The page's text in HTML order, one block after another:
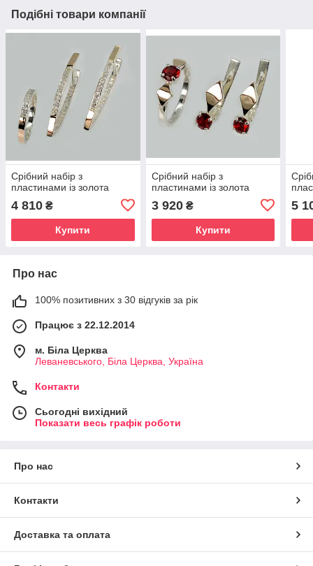
Подібні товари компанії
Срібний набір з
пластинами із золота
4 810 ₴
Купити
Срібний набір з
пластинами із золота
3 920₴
Купити
5
Про нас
100% позитивних з 30 відгуків за рік
Працює з 22.12.2014
м. Біла Церква
Леваневського, Біла Церква, Україна
Контакти
Сьогодні вихідний
Показати весь графік роботи
Про нас
Контакти
Доставка та оплата